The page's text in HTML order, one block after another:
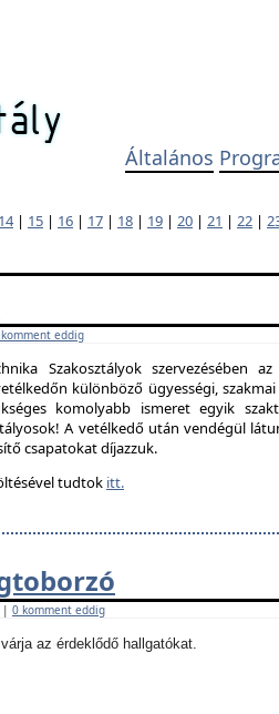
Általános
14| 15 | 16 | 17 | 18 | 19 | 20 | 21 | 22 |
eddig
Szakosztályok szervezésében
különböző ügyességi,
komolyabb ismeret egyik
A vetélkedő után vendégül
csapatokat díjazzuk.
tudtok itt.
| 0 komment eddig
az érdeklődő hallgatókat.